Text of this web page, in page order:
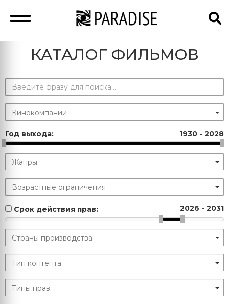
КАТАЛОГ ФИЛЬМОВ
Год выхода: 1930 - 2028
Срок действия прав: 2026 - 2031